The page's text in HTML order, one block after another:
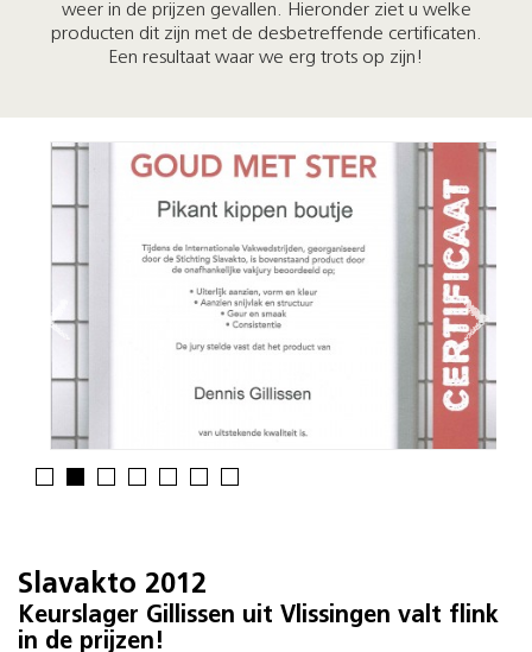
weer in de prijzen gevallen. Hieronder ziet u welke
producten dit zijn met de desbetreffende certificaten.
Een resultaat waar we erg trots op zijn!
Slavakto 2012
Keurslager Gillissen uit Vlissingen valt flink
in de prijzen!